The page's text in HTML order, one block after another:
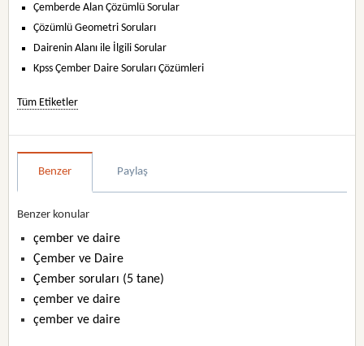
Çemberde Alan Çözümlü Sorular
Çözümlü Geometri Soruları
Dairenin Alanı ile İlgili Sorular
Kpss Çember Daire Soruları Çözümleri
Tüm Etiketler
Benzer Paylaş
Benzer konular
çember ve daire
Çember ve Daire
Çember soruları (5 tane)
çember ve daire
çember ve daire